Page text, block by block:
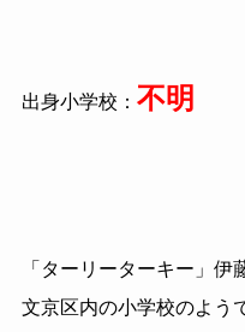
出身小学校： 不明
「ターリーターキー」
文京区内の小学校のよう